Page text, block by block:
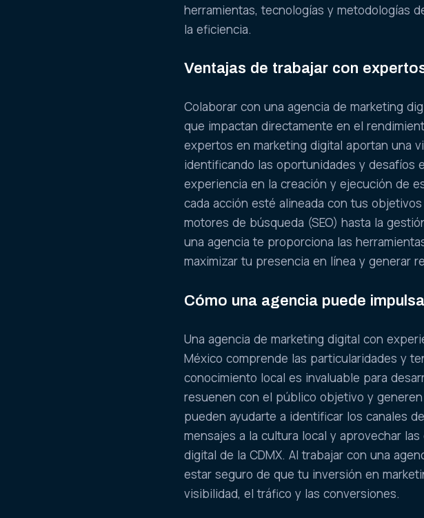
herramientas, tecnologías y metodologías
la eficiencia.
Ventajas de trabajar con
Colaborar con una agencia de marketing
que impactan directamente en el
expertos en marketing digital aportan una
identificando las oportunidades y desafíos
experiencia en la creación y ejecución de
cada acción esté alineada con tus
motores de búsqueda (SEO) hasta la
una agencia te proporciona las
maximizar tu presencia en línea y generar
Cómo una agencia puede
Una agencia de marketing digital con
México comprende las particularidades y
conocimiento local es invaluable para
resuenen con el público objetivo y
pueden ayudarte a identificar los canales
mensajes a la cultura local y aprovechar
digital de la CDMX. Al trabajar con una
estar seguro de que tu inversión en
visibilidad, el tráfico y las conversiones.